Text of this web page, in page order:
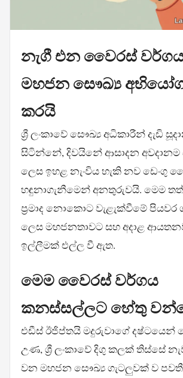
නැගී එන වෛරස්
මහජන සෞඛ්‍ය
කරයි
ශ්‍රී ලංකාවේ සෞඛ්‍ය අධිකාරීන් දැඩි
සිටින්නේ, දිවයිනේ ආසාදන අවදානම
ලෙස ඉහළ නැංවිය හැකි නව ඩෙංගු
හඳුනාගැනීමෙන් අනතුරුවයි. මෙම
ප්‍රමාද නොකොට වැළැක්වීමේ
ලෙස මහජනතාවට සහ අදාළ
ඉල්ලීමක් එල්ල වී ඇත.
මෙම වෛරස් වර්ගය
කනස්සල්ලට හේතු
එඩීස් ඊජිප්තයි මදුරුවාගේ දෂ්ටයෙන්
උණ, ශ්‍රී ලංකාවේ දිගු කලක් තිස්සේ
වන මහජන සෞඛ්‍ය ගැටලුවක් ව